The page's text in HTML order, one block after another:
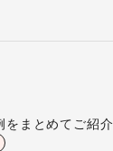
まとめてご紹介